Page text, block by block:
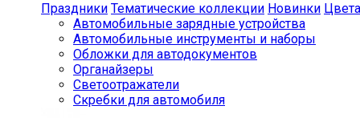
Праздники Тематические коллекции Новинки Цвета
Автомобильные зарядные устройства
Автомобильные инструменты и наборы
Обложки для автодокументов
Органайзеры
Светоотражатели
Скребки для автомобиля